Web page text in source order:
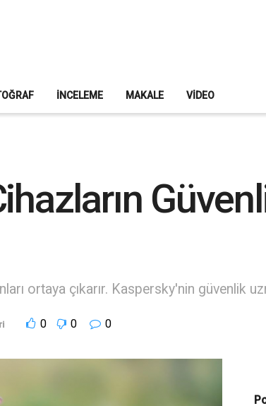
İNCELEME MAKALE VIDEO
ortaya çıkarır. Kaspersky'nin güvenlik
0 0 0